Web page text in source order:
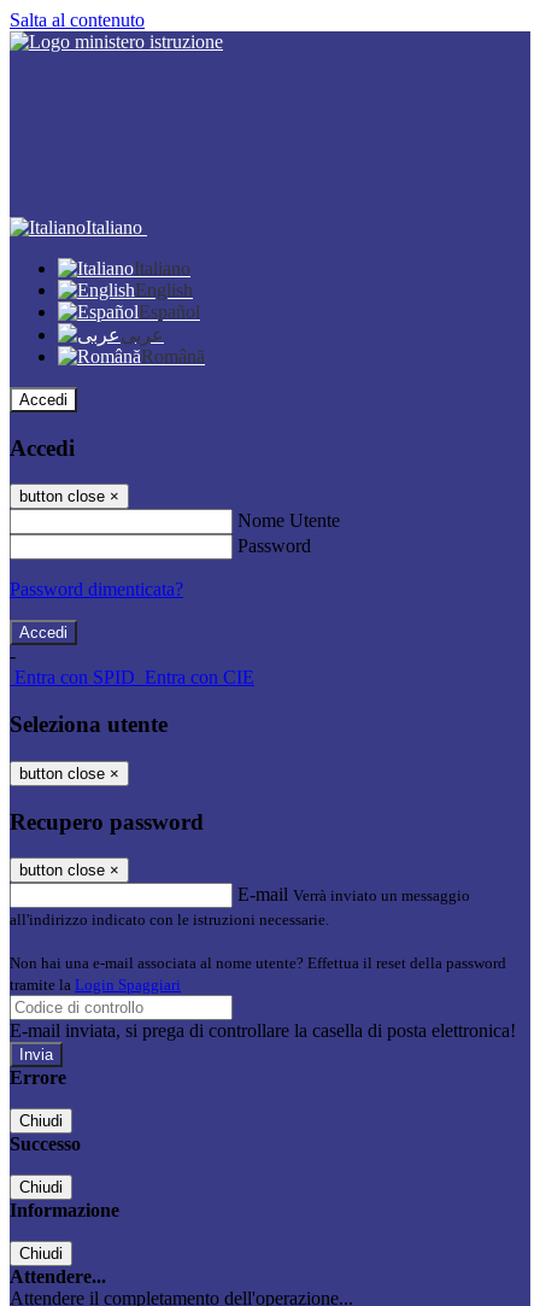
Salta al contenuto
Italiano
Italiano
English
Español
عربى
Română
Accedi
Accedi
button close ×
Nome Utente
Password
Password dimenticata?
-
Entra con SPID Entra con CIE
Seleziona utente
button close ×
Recupero password
button close ×
E-mail Verrà inviato un messaggio
all'indirizzo indicato con le istruzioni necessarie.
Non hai una e-mail associata al nome utente? Effettua il reset della password
tramite la Login Spaggiari
E-mail inviata, si prega di controllare la casella di posta elettronica!
Errore
Chiudi
Successo
Chiudi
Informazione
Chiudi
Attendere...
Attendere il completamento dell'operazione...